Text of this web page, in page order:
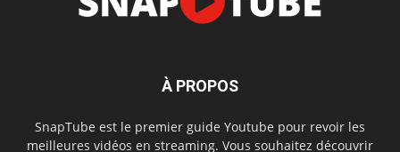
À PROPOS
SnapTube est le premier guide Youtube pour revoir les
meilleures vidéos en streaming. Vous souhaitez découvrir